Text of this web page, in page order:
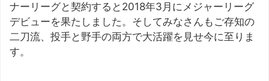
ナーリーグと契約すると2018年3月にメジャーリーグ
デビューを果たしました。そしてみなさんもご存知の
二刀流、投手と野手の両方で大活躍を見せ今に至りま
す。